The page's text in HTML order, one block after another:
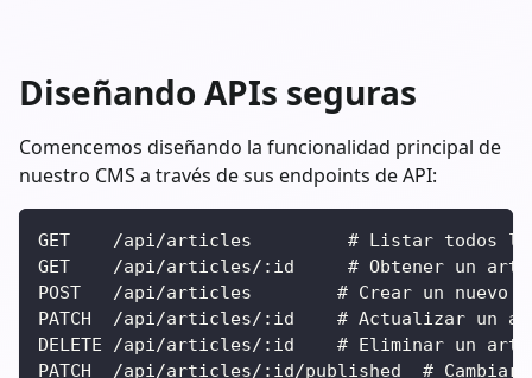
Diseñando APIs seguras
Comencemos diseñando la funcionalidad principal de
nuestro CMS a través de sus endpoints de API:
GET    /api/articles         # Listar todos
GET    /api/articles/:id     # Obtener un
POST   /api/articles        # Crear un nuevo
PATCH  /api/articles/:id    # Actualizar un
DELETE /api/articles/:id    # Eliminar un
PATCH  /api/articles/:id/published  # Cambiar